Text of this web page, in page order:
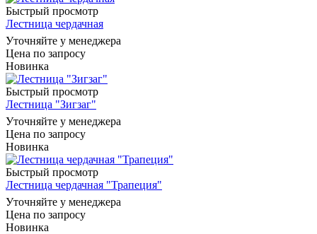
Быстрый просмотр
Лестница чердачная
Уточняйте у менеджера
Цена по запросу
Новинка
Быстрый просмотр
Лестница "Зигзаг"
Уточняйте у менеджера
Цена по запросу
Новинка
Быстрый просмотр
Лестница чердачная "Трапеция"
Уточняйте у менеджера
Цена по запросу
Новинка